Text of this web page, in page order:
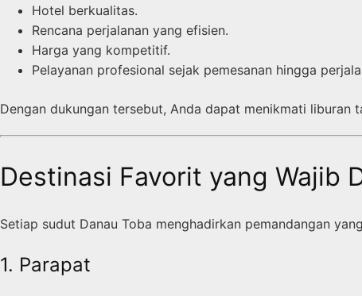
Hotel berkualitas.
Rencana perjalanan yang efisien.
Harga yang kompetitif.
Pelayanan profesional sejak pemesanan hingga
Dengan dukungan tersebut, Anda dapat menikmati liburan
Destinasi Favorit yang Wajib
Setiap sudut Danau Toba menghadirkan pemandangan
1. Parapat